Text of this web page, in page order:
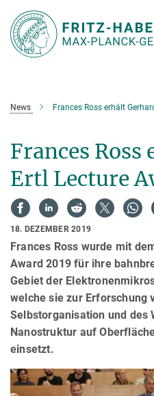
Hauptinhalt
News Frances Ross erhält
Frances
Ertl Lecture
18. DEZEMBER 2019
Frances Ross wurde mit
Award 2019 für ihre
Gebiet der
welche sie zur Erforschung
Selbstorganisation und des
Nanostruktur auf
einsetzt.